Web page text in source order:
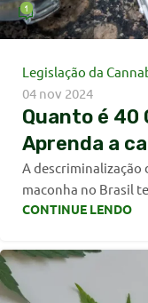
1
Legislação da
04 nov 2024
Quanto é 40
Aprenda a
A
maconha no Brasil
CONTINUE LENDO